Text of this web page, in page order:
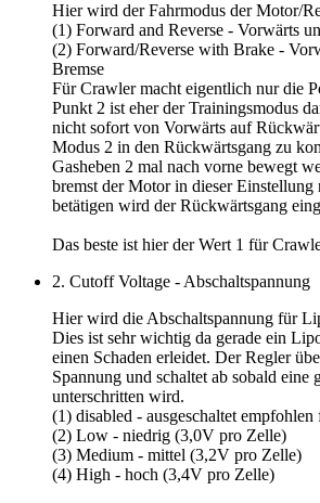
Hier wird der Fahrmodus der Motor/
(1) Forward and Reverse - Vorwärts
(2) Forward/Reverse with Brake -
Bremse
Für Crawler macht eigentlich nur die
Punkt 2 ist eher der Trainingsmodus
nicht sofort von Vorwärts auf
Modus 2 in den Rückwärtsgang zu
Gasheben 2 mal nach vorne bewegt
bremst der Motor in dieser Einstellung
betätigen wird der Rückwärtsgang
Das beste ist hier derWert 1 für
2. Cutoff Voltage - Abschaltspannung
Hier wird die Abschaltspannung für
Dies ist sehr wichtig da gerade ein
einen Schaden erleidet. Der Regler
Spannung und schaltet ab sobald eine
unterschritten wird.
(1) disabled - ausgeschaltet
(2) Low - niedrig (3,0V pro Zelle)
(3) Medium - mittel (3,2V pro Zelle)
(4) High - hoch (3,4V pro Zelle)